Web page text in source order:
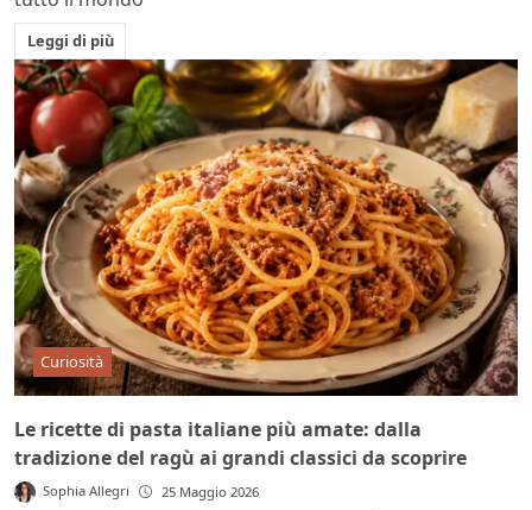
Leggi di più
Curiosità
Le ricette di pasta italiane più amate: dalla
tradizione del ragù ai grandi classici da scoprire
Sophia Allegri 25 Maggio 2026